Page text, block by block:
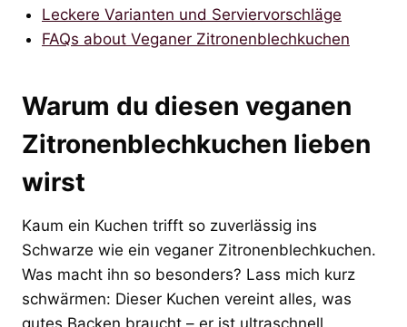
Leckere Varianten und Serviervorschläge
FAQs about Veganer Zitronenblechkuchen
Warum du diesen veganen
Zitronenblechkuchen lieben
wirst
Kaum ein Kuchen trifft so zuverlässig ins
Schwarze wie ein veganer Zitronenblechkuchen.
Was macht ihn so besonders? Lass mich kurz
schwärmen: Dieser Kuchen vereint alles, was
gutes Backen braucht – er ist ultraschnell